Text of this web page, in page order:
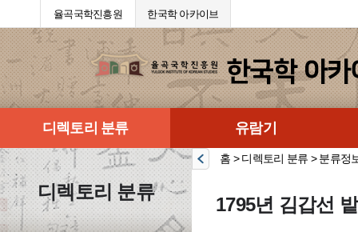
율곡국학진흥원 한국학 아카이브
디렉토리 분류 유람기
디렉토리 분류
홈 > 디렉토리 분류 > 분류정
1795년 김갑선